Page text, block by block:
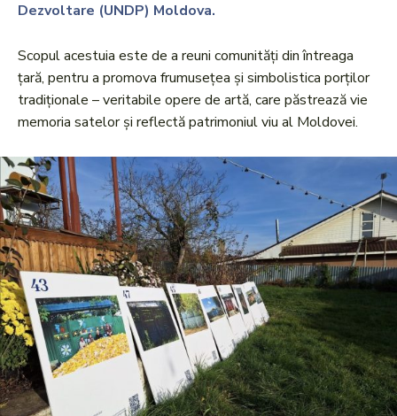
Dezvoltare (UNDP) Moldova.
Scopul acestuia este de a reuni comunități din întreaga
țară, pentru a promova frumusețea și simbolistica porților
tradiționale – veritabile opere de artă, care păstrează vie
memoria satelor și reflectă patrimoniul viu al Moldovei.